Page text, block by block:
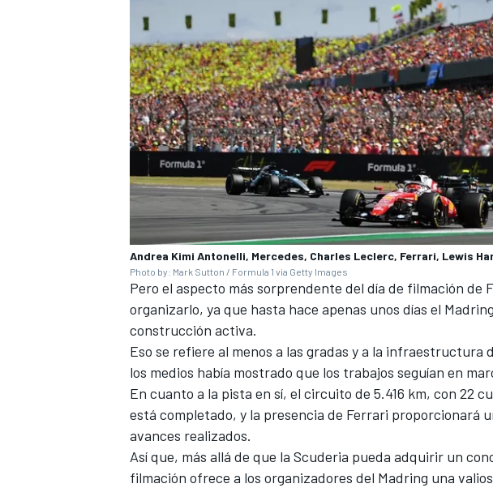
Andrea Kimi Antonelli, Mercedes, Charles Leclerc, Ferrari, Lewis
Photo by: Mark Sutton / Formula 1 via Getty Images
Pero el aspecto más sorprendente del día de filmación de
organizarlo, ya que hasta hace apenas unos días el
construcción activa.
Eso se refiere al menos a las gradas y a la infraestructura
los medios había mostrado que los trabajos seguían en
En cuanto a la pista en sí, el circuito de 5.416 km, con 22
está completado, y la presencia de Ferrari proporcionará
avances realizados.
Así que, más allá de que la Scuderia pueda adquirir un
filmación ofrece a los organizadores del Madring una